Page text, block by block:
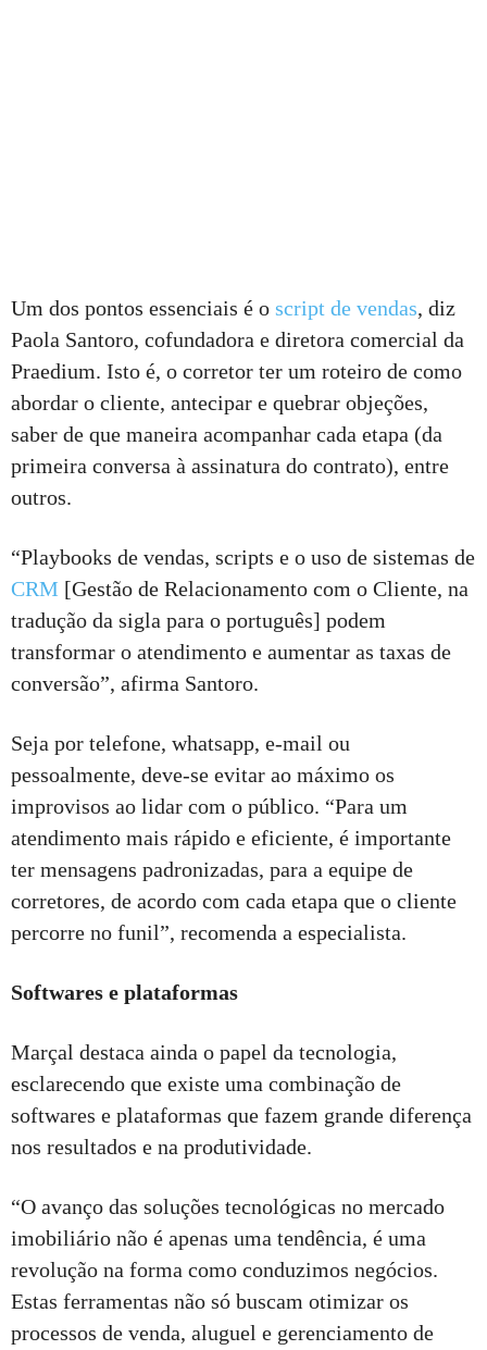
Um dos pontos essenciais é o script de vendas, diz
Paola Santoro, cofundadora e diretora comercial da
Praedium. Isto é, o corretor ter um roteiro de como
abordar o cliente, antecipar e quebrar objeções,
saber de que maneira acompanhar cada etapa (da
primeira conversa à assinatura do contrato), entre
outros.
“Playbooks de vendas, scripts e o uso de sistemas de
CRM [Gestão de Relacionamento com o Cliente, na
tradução da sigla para o português] podem
transformar o atendimento e aumentar as taxas de
conversão”, afirma Santoro.
Seja por telefone, whatsapp, e-mail ou
pessoalmente, deve-se evitar ao máximo os
improvisos ao lidar com o público. “Para um
atendimento mais rápido e eficiente, é importante
ter mensagens padronizadas, para a equipe de
corretores, de acordo com cada etapa que o cliente
percorre no funil”, recomenda a especialista.
Softwares e plataformas
Marçal destaca ainda o papel da tecnologia,
esclarecendo que existe uma combinação de
softwares e plataformas que fazem grande diferença
nos resultados e na produtividade.
“O avanço das soluções tecnológicas no mercado
imobiliário não é apenas uma tendência, é uma
revolução na forma como conduzimos negócios.
Estas ferramentas não só buscam otimizar os
processos de venda, aluguel e gerenciamento de